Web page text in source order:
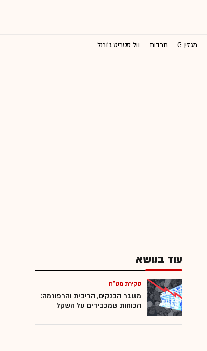
מגזין G תרבות וול סטריט ג'ורנל
עוד בנושא
סקירת מט"ח
משבר הבנקים, הריבית והרפורמה:
הכוחות שמכבידים על השקל